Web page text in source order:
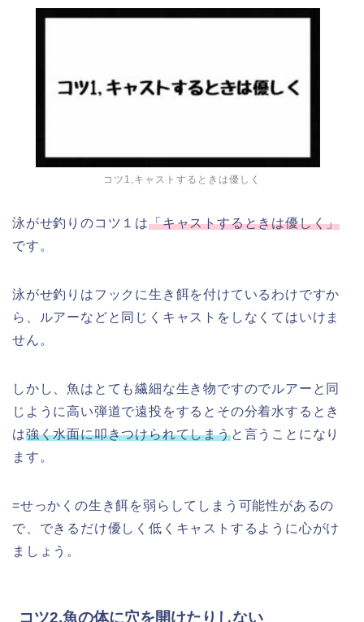
コツ1,キャストするときは優しく
泳がせ釣りのコツ１は「キャストするときは優しく」
です。
泳がせ釣りはフックに生き餌を付けているわけですか
ら、ルアーなどと同じくキャストをしなくてはいけま
せん。
しかし、魚はとても繊細な生き物ですのでルアーと同
じように高い弾道で遠投をするとその分着水するとき
は強く水面に叩きつけられてしまうと言うことになり
ます。
=せっかくの生き餌を弱らしてしまう可能性があるの
で、できるだけ優しく低くキャストするように心がけ
ましょう。
コツ2,魚の体に穴を開けたりしない